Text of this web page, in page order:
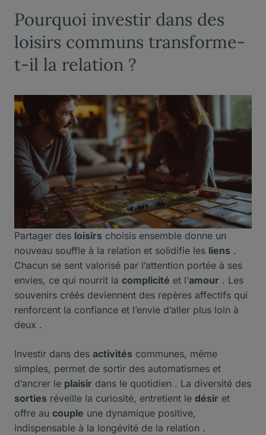
Pourquoi investir dans des
loisirs communs transforme-
t-il la relation ?
Partager des loisirs choisis ensemble donne un
nouveau souffle à la relation et solidifie les liens .
Chacun se sent valorisé par l’attention portée à ses
envies, ce qui nourrit la complicité et l’amour . Les
souvenirs créés deviennent des repères affectifs qui
renforcent la confiance et l’envie d’aller plus loin à
deux .
Investir dans des activités communes, même
simples, permet de sortir des automatismes et
d’ancrer le plaisir dans le quotidien . La diversité des
sorties réveille la curiosité, entretient le désir et
offre au couple une dynamique positive,
indispensable à la longévité de la relation .